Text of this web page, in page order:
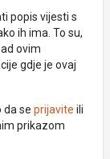
popis vijesti s
ih ima. To su,
ovim
gdje je ovaj
da se prijavite ili
prikazom